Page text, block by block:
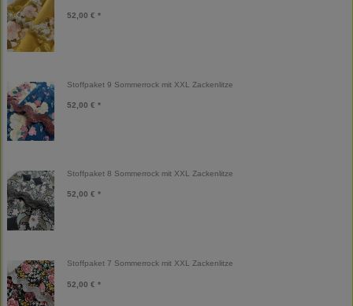
52,00 € *
Stoffpaket 9 Sommerrock mit XXL Zackenlitze
52,00 € *
Stoffpaket 8 Sommerrock mit XXL Zackenlitze
52,00 € *
Stoffpaket 7 Sommerrock mit XXL Zackenlitze
52,00 € *